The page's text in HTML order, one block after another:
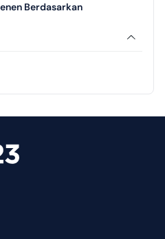
Berdasarkan